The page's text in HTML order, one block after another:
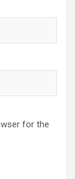
for the